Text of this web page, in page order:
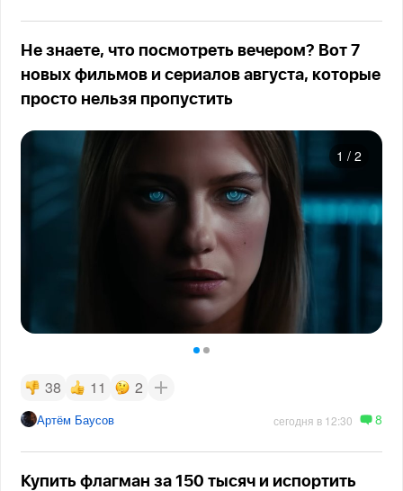
Не знаете, что посмотреть вечером? Вот 7
новых фильмов и сериалов августа, которые
просто нельзя пропустить
1 / 2
38 11 2
Артём Баусов сегодня в 12:30 8
Купить флагман за 150 тысяч и испортить